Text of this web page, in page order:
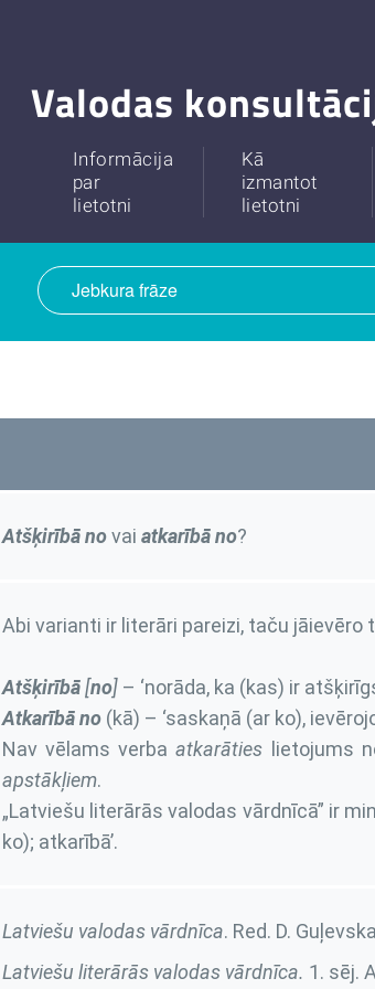
Valodas
Informācija
par
lietotni
Kā
izmantot
lietotni
Atšķirībā novai atkarībā no?
Abi varianti ir literāri pareizi, taču jāievēro
Atšķirībā[no]– ‘norāda, ka (kas) ir
Atkarībā no(kā) – ‘saskaņā (ar ko),
Nav vēlams verbaatkarāties lietojums
apstākļiem.
„Latviešu literārās valodas vārdnīcā” ir
ko); atkarībā’.
Latviešu valodas vārdnīca. Red. D.
Latviešu literārās valodas vārdnīca. 1. sēj.